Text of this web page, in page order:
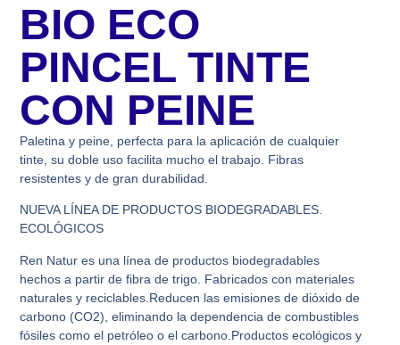
BIO ECO
PINCEL TINTE
CON PEINE
Paletina y peine, perfecta para la aplicación de cualquier
tinte, su doble uso facilita mucho el trabajo. Fibras
resistentes y de gran durabilidad.
NUEVA LÍNEA DE PRODUCTOS BIODEGRADABLES.
ECOLÓGICOS
Ren Natur es una línea de productos biodegradables
hechos a partir de fibra de trigo. Fabricados con materiales
naturales y reciclables.Reducen las emisiones de dióxido de
carbono (CO2), eliminando la dependencia de combustibles
fósiles como el petróleo o el carbono.Productos ecológicos y